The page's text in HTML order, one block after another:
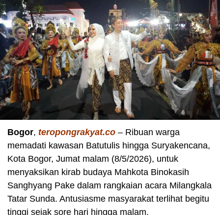
Bogor, teropongrakyat.co – Ribuan warga
memadati kawasan Batutulis hingga Suryakencana,
Kota Bogor, Jumat malam (8/5/2026), untuk
menyaksikan kirab budaya Mahkota Binokasih
Sanghyang Pake dalam rangkaian acara Milangkala
Tatar Sunda. Antusiasme masyarakat terlihat begitu
tinggi sejak sore hari hingga malam.